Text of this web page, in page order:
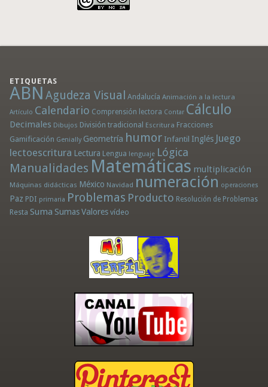
ETIQUETAS
ABN Agudeza Visual Andalucía Animación a la lectura
Artículo Calendario Comprensión lectora Contar Cálculo
Decimales Dibujos División tradicional Escritura Fracciones
Gamificación Genially Geometría humor Infantil Inglés Juego
lectoescritura Lectura Lengua lenguaje Lógica
Manualidades Matemáticas multiplicación
Máquinas didácticas México Navidad numeración operaciones
Paz PDI primaria Problemas Producto Resolución de Problemas
Resta Suma Sumas Valores vídeo